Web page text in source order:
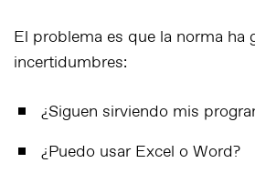
El problema es que la norma ha
incertidumbres:
¿Siguen sirviendo mis
¿Puedo usar Excel o Word?